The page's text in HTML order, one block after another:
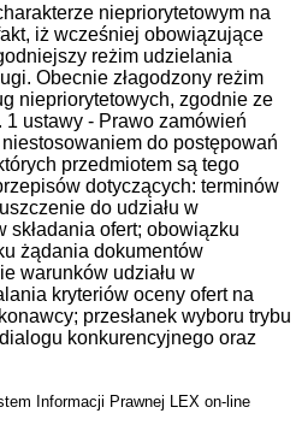
niepriorytetowym na
iż wcześniej obowiązujące
reżim udzielania
Obecnie złagodzony reżim
niepriorytetowych, zgodnie ze
ustawy - Prawo zamówień
do postępowań
przedmiotem są tego
dotyczących: terminów
do udziału w
składania ofert; obowiązku
żądania dokumentów
warunków udziału w
kryteriów oceny ofert na
przesłanek wyboru trybu
konkurencyjnego oraz
Informacji Prawnej LEX on-line